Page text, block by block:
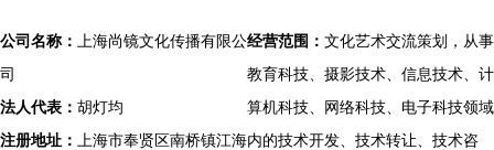
公司名称：
上海尚镜文化传播有限公
司
法人代表： 胡灯均
注册地址：
上海市奉贤区南桥镇江海
经营范围： 文化艺术交流策划，从事
教育科技、摄影技术、信息技术、计
算机科技、网络科技、电子科技领域
内的技术开发、技术转让、技术咨